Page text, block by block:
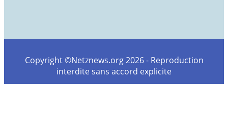
Copyright ©Netznews.org 2026 - Reproduction
interdite sans accord explicite